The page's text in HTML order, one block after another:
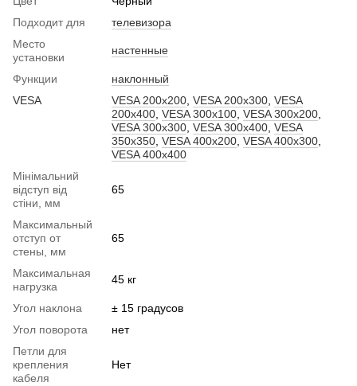
Подходит для
телевизора
Место
установки
настенные
Функции
наклонный
VESA
VESA 200x200 VESA 200x300 VESA
200x400 VESA 300x100 VESA 300x200
VESA 300x300 VESA 300x400 VESA
350x350 VESA 400x200 VESA 400x300
VESA 400x400
Мінімальний
відступ від
стіни, мм
65
Максимальный
отступ от
стены, мм
65
Максимальная
нагрузка
45 кг
Угол наклона
± 15 градусов
Угол поворота
нет
Петли для
крепления
кабеля
Нет